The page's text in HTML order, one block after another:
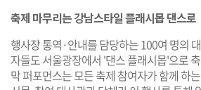
축제 마무리는 강남스타일 플래시몹 댄스로
행사장 통역·안내를 담당하는 100여 명의
자들도 서울광장에서 '댄스 플래시몹'으로
막 퍼포먼스는 모든 축제 참여자가 함께 하